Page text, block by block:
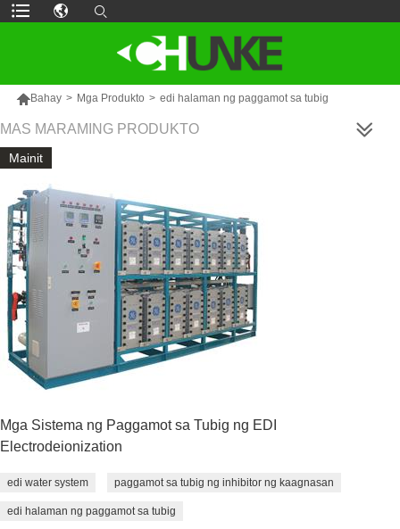
Bahay > Mga Produkto > edi halaman ng paggamot sa tubig
MAS MARAMING PRODUKTO
Mainit
Mga Sistema ng Paggamot sa Tubig ng EDI
Electrodeionization
edi water system paggamot sa tubig ng inhibitor ng kaagnasan
edi halaman ng paggamot sa tubig